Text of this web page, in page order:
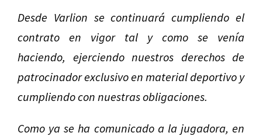
Desde Varlion se continuará cumpliendo el
contrato en vigor tal y como se venía
haciendo, ejerciendo nuestros derechos de
patrocinador exclusivo en material deportivo y
cumpliendo con nuestras obligaciones.
Como ya se ha comunicado a la jugadora, en